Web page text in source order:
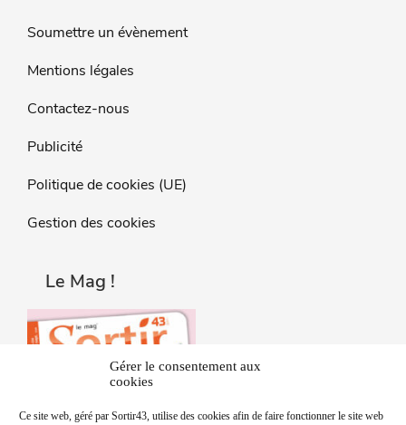
Gérer le consentement aux
cookies
Ce site web, géré par Sortir43, utilise des cookies afin de faire fonctionner le site web
Soumettre un évènement
Mentions légales
Contactez-nous
Publicité
Politique de cookies (UE)
Gestion des cookies
Le Mag !